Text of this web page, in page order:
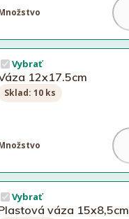
Vybrať
12x17.5cm
Sklad: 10 ks
Vybrať
váza 15x8,5cm